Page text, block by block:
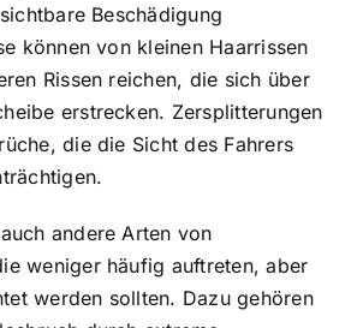
Beschädigung
können von kleinen Haarrissen
Rissen reichen, die sich über
erstrecken. Zersplitterungen
die die Sicht des Fahrers
andere Arten von
weniger häufig auftreten, aber
werden sollten. Dazu gehören